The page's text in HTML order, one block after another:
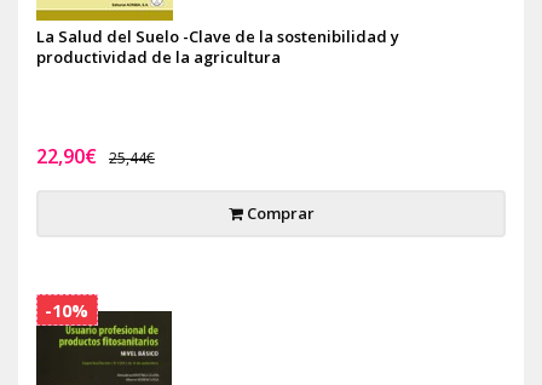
La Salud del Suelo -Clave de la sostenibilidad y
productividad de la agricultura
22,90€ 25,44€
Comprar
-10%